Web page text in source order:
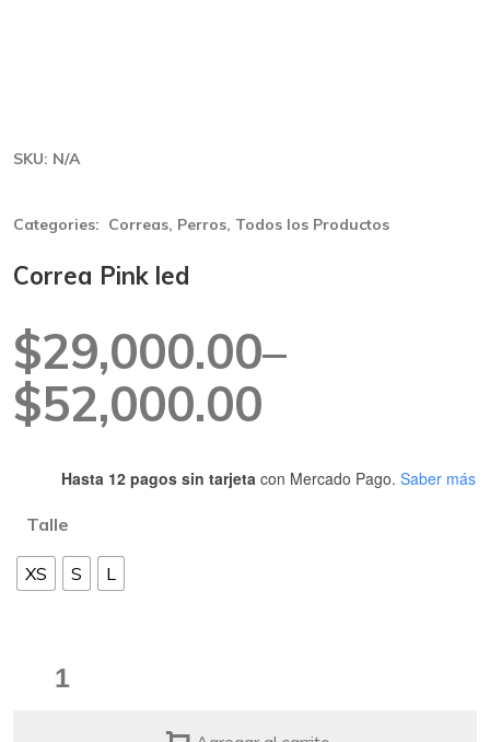
SKU: N/A
Categories: Correas, Perros, Todos los Productos
Correa Pink led
$29,000.00–
$52,000.00
Rango
de
desde
$29,000.00
$52,000.00
Hasta 12 pagos sin tarjeta con Mercado Pago. Saber más
Talle
XS S L